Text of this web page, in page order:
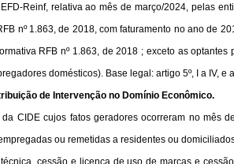
Reinf, relativa ao mês de março/2024, pelas
nº 1.863, de 2018, com faturamento no ano de
RFB nº 1.863, de 2018 ; exceto as
domésticos). Base legal: artigo 5º, I a IV, e
de Intervenção no Domínio Econômico.
da CIDE cujos fatos geradores ocorreram no mês
ou remetidas a residentes ou
cessão e licença de uso de marcas e